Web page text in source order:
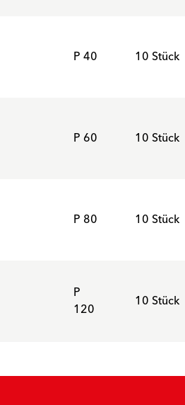
P 40 10 Stück
P 60 10 Stück
P 80 10 Stück
P
120
10 Stück